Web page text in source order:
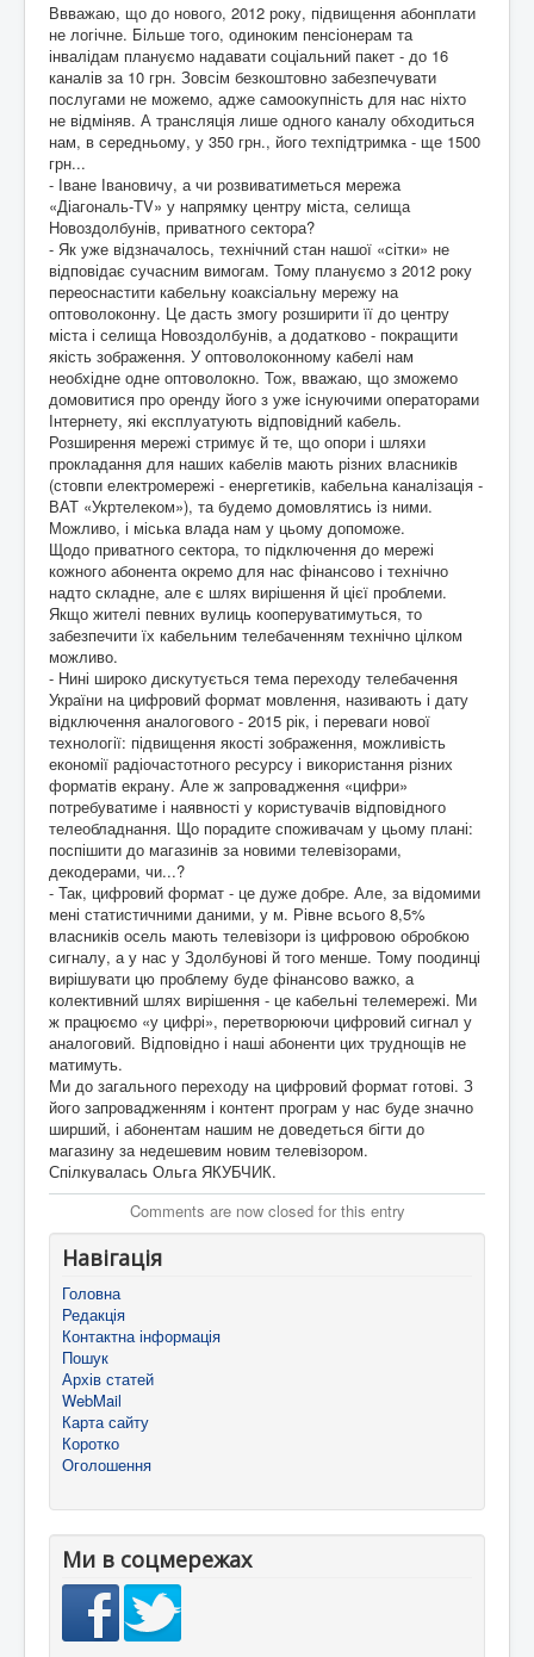
Ввважаю, що до нового, 2012 року, підвищення абонплати
не логічне. Більше того, одиноким пенсіонерам та
інвалідам плануємо надавати соціальний пакет - до 16
каналів за 10 грн. Зовсім безкоштовно забезпечувати
послугами не можемо, адже самоокупність для нас ніхто
не відміняв. А трансляція лише одного каналу обходиться
нам, в середньому, у 350 грн., його техпідтримка - ще 1500
грн...
- Іване Івановичу, а чи розвиватиметься мережа
«Діагональ-TV» у напрямку центру міста, селища
Новоздолбунів, приватного сектора?
- Як уже відзначалось, технічний стан нашої «сітки» не
відповідає сучасним вимогам. Тому плануємо з 2012 року
переоснастити кабельну коаксіальну мережу на
оптоволоконну. Це дасть змогу розширити її до центру
міста і селища Новоздолбунів, а додатково - покращити
якість зображення. У оптоволоконному кабелі нам
необхідне одне оптоволокно. Тож, вважаю, що зможемо
домовитися про оренду його з уже існуючими операторами
Інтернету, які експлуатують відповідний кабель.
Розширення мережі стримує й те, що опори і шляхи
прокладання для наших кабелів мають різних власників
(стовпи електромережі - енергетиків, кабельна каналізація -
ВАТ «Укртелеком»), та будемо домовлятись із ними.
Можливо, і міська влада нам у цьому допоможе.
Щодо приватного сектора, то підключення до мережі
кожного абонента окремо для нас фінансово і технічно
надто складне, але є шлях вирішення й цієї проблеми.
Якщо жителі певних вулиць кооперуватимуться, то
забезпечити їх кабельним телебаченням технічно цілком
можливо.
- Нині широко дискутується тема переходу телебачення
України на цифровий формат мовлення, називають і дату
відключення аналогового - 2015 рік, і переваги нової
технології: підвищення якості зображення, можливість
економії радіочастотного ресурсу і використання різних
форматів екрану. Але ж запровадження «цифри»
потребуватиме і наявності у користувачів відповідного
телеобладнання. Що порадите споживачам у цьому плані:
поспішити до магазинів за новими телевізорами,
декодерами, чи...?
- Так, цифровий формат - це дуже добре. Але, за відомими
мені статистичними даними, у м. Рівне всього 8,5%
власників осель мають телевізори із цифровою обробкою
сигналу, а у нас у Здолбунові й того менше. Тому поодинці
вирішувати цю проблему буде фінансово важко, а
колективний шлях вирішення - це кабельні телемережі. Ми
ж працюємо «у цифрі», перетворюючи цифровий сигнал у
аналоговий. Відповідно і наші абоненти цих труднощів не
матимуть.
Ми до загального переходу на цифровий формат готові. З
його запровадженням і контент програм у нас буде значно
ширший, і абонентам нашим не доведеться бігти до
магазину за недешевим новим телевізором.
Спілкувалась Ольга ЯКУБЧИК.
Comments are now closed for this entry
Навігація
Головна
Редакція
Контактна інформація
Пошук
Архів статей
WebMail
Карта сайту
Коротко
Оголошення
Ми в соцмережах